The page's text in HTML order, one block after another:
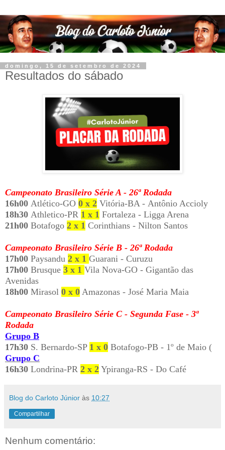
domingo, 15 de setembro de 2024
Resultados do sábado
Campeonato Brasileiro Série A - 26ª Rodada
16h00 Atlético-GO 0 x 2 Vitória-BA - Antônio Accioly
18h30 Athletico-PR 1 x 1 Fortaleza - Ligga Arena
21h00 Botafogo 2 x 1 Corinthians - Nilton Santos
Campeonato Brasileiro Série B - 26ª Rodada
17h00 Paysandu 2 x 1 Guarani - Curuzu
17h00 Brusque 3 x 1 Vila Nova-GO - Gigantão das
Avenidas
18h00 Mirasol 0 x 0 Amazonas - José Maria Maia
Campeonato Brasileiro Série C - Segunda Fase - 3ª
Rodada
Grupo B
17h30 S. Bernardo-SP 1 x 0 Botafogo-PB - 1º de Maio (
Grupo C
16h30 Londrina-PR 2 x 2 Ypiranga-RS - Do Café
Blog do Carloto Júnior às 10:27
Compartilhar
Nenhum comentário: